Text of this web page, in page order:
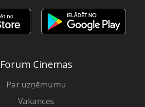
Forum Cinemas
Par uzņēmumu
Vakances